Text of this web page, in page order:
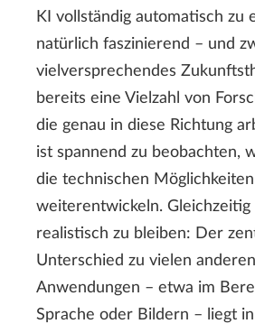
KI vollständig automatisch zu
natürlich faszinierend – und
vielversprechendes
bereits eine Vielzahl von
die genau in diese Richtung
ist spannend zu beobachten,
die technischen
weiterentwickeln. Gleichzeitig
realistisch zu bleiben: Der
Unterschied zu vielen
Anwendungen – etwa im
Sprache oder Bildern – liegt